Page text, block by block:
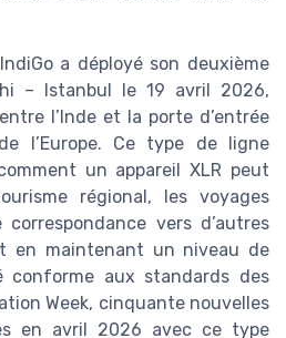
a déployé son deuxième
– Istanbul le 19 avril 2026,
l’Inde et la porte d’entrée
l’Europe. Ce type de ligne
un appareil XLR peut
régional, les voyages
vers d’autres
en maintenant un niveau de
aux standards des
Week, cinquante nouvelles
en avril 2026 avec ce type